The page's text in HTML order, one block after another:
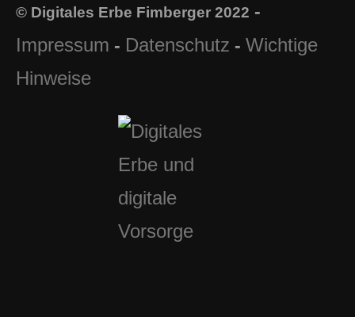
© Digitales Erbe Fimberger 2022 -
Impressum - Datenschutz - Wichtige
Hinweise